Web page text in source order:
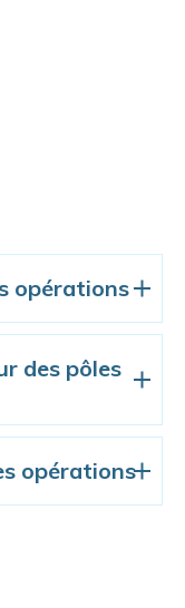
opérations
des pôles
opérations